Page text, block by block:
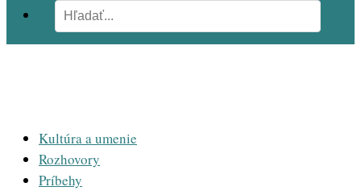
Kultúra a umenie
Rozhovory
Príbehy